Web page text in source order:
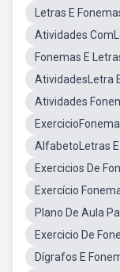
Letras E
Atividades
Fonemas E
AtividadesLetra
Atividades
AlfabetoLetras
Exercicios De
Exercício
Plano De Aula
Exercicio De
Dígrafos E